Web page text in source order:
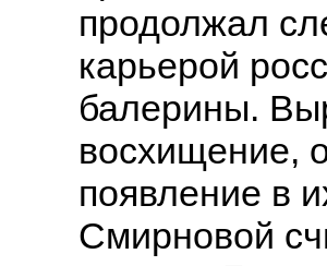
продолжал
карьерой
балерины.
восхищение,
появление в
Смирновой